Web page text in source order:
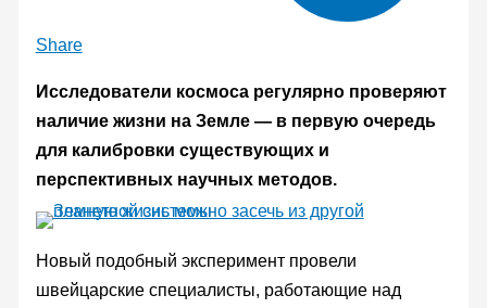
Share
Исследователи космоса регулярно проверяют
наличие жизни на Земле — в первую очередь
для калибровки существующих и
перспективных научных методов.
Новый подобный эксперимент провели
швейцарские специалисты, работающие над